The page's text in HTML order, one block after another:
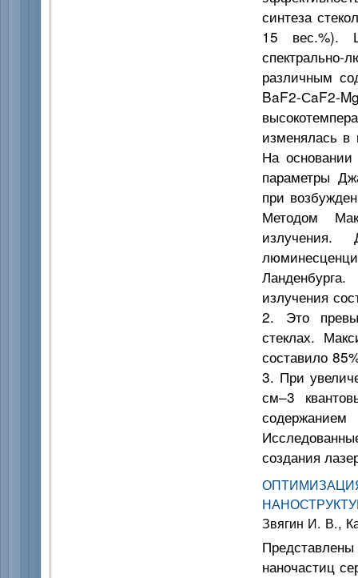
синтеза
15 вес.%).
различным
BaF2-
изменялась
На
параметры
при
Методом
излучения.
излучения
2. Это
стеклах.
составило
3. При
см–3
создания
Звягин И. В.,
наночастиц